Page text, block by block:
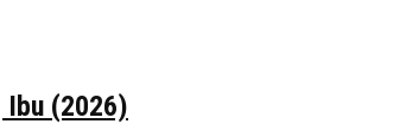
Ibu (2026)